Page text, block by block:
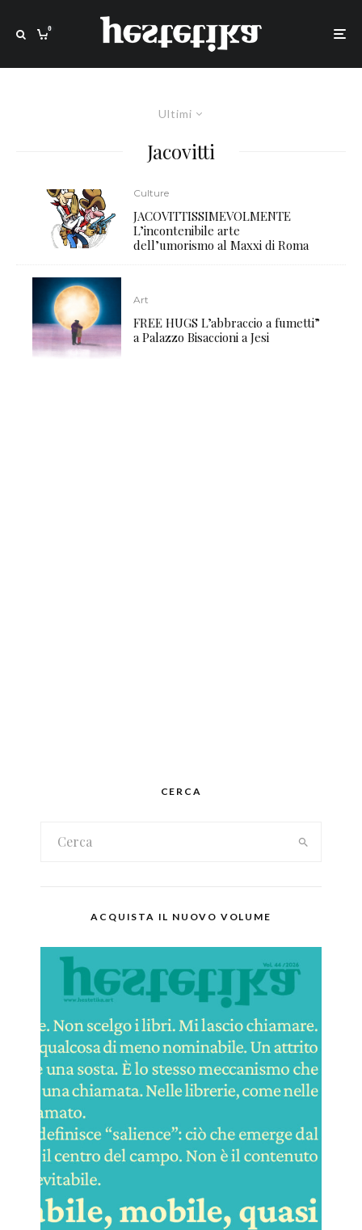
0
Ultimi
Jacovitti
Culture
JACOVITTISSIMEVOLMENTE
L’incontenibile arte
dell’umorismo al Maxxi di Roma
Art
FREE HUGS L’abbraccio a fumetti”
a Palazzo Bisaccioni a Jesi
CERCA
ACQUISTA IL NUOVO VOLUME